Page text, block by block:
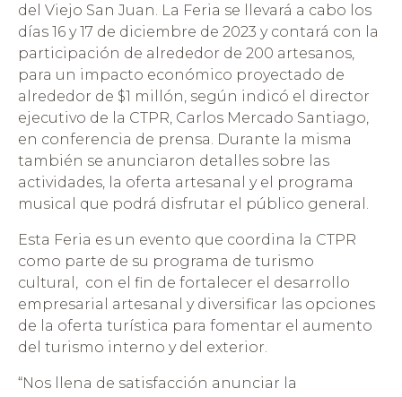
del Viejo San Juan. La Feria se llevará a cabo los
días 16 y 17 de diciembre de 2023 y contará con la
participación de alrededor de 200 artesanos,
para un impacto económico proyectado de
alrededor de $1 millón, según indicó el director
ejecutivo de la CTPR, Carlos Mercado Santiago,
en conferencia de prensa. Durante la misma
también se anunciaron detalles sobre las
actividades, la oferta artesanal y el programa
musical que podrá disfrutar el público general.
Esta Feria es un evento que coordina la CTPR
como parte de su programa de turismo
cultural, con el fin de fortalecer el desarrollo
empresarial artesanal y diversificar las opciones
de la oferta turística para fomentar el aumento
del turismo interno y del exterior.
“Nos llena de satisfacción anunciar la